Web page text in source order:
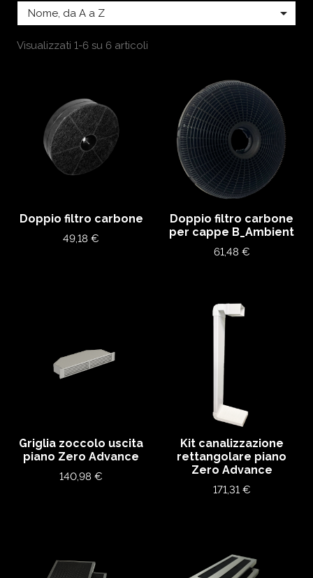
Nome, da A a Z 
Visualizzati 1-6 su 6 articoli
Doppio filtro carbone
Prezzo
49,18 €
Doppio filtro carbone
per cappe B_Ambient
Prezzo
61,48 €
Griglia zoccolo uscita
piano Zero Advance
Prezzo
140,98 €
Kit canalizzazione
rettangolare piano
Zero Advance
Prezzo
171,31 €